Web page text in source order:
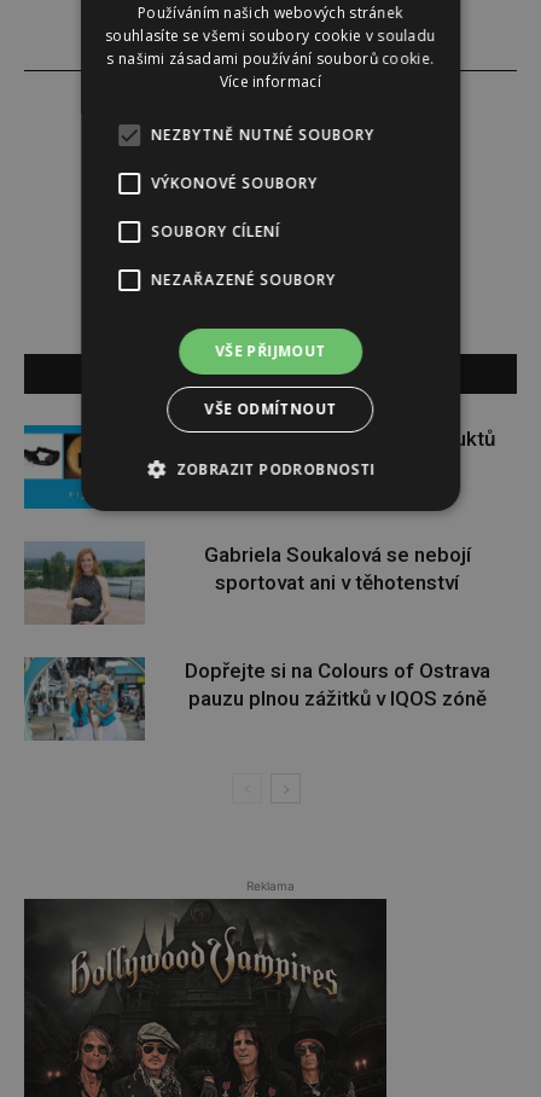
Redakce
Redakce magazínu Instinkt.
SOUVISEJÍCÍ ČLÁNKY
Soutěž o set praktických produktů
značky FIXED
Gabriela Soukalová se nebojí
sportovat ani v těhotenství
Dopřejte si na Colours of Ostrava
pauzu plnou zážitků v IQOS zóně
Reklama
Používáním našich webových stránek
souhlasíte se všemi soubory cookie v souladu
s našimi zásadami používání souborů cookie.
Více informací
NEZBYTNĚ NUTNÉ SOUBORY
VÝKONOVÉ SOUBORY
SOUBORY CÍLENÍ
NEZAŘAZENÉ SOUBORY
VŠE PŘIJMOUT
VŠE ODMÍTNOUT
ZOBRAZIT PODROBNOSTI